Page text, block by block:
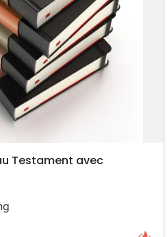
Testament avec